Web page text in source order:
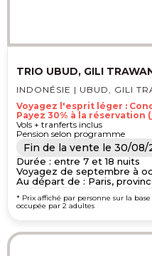
TRIO UBUD, GILI
INDONÉSIE | UBUD, GILI
Voyagez l'esprit léger :
Payez 30% à la réservation
Vols + tranferts inclus
Pension selon programme
Fin de la vente le 30/08/
Durée : entre 7 et 18 nuits
Voyagez de septembre à
Au départ de : Paris,
* Prix affiché par personne sur la
occupée par 2 adultes